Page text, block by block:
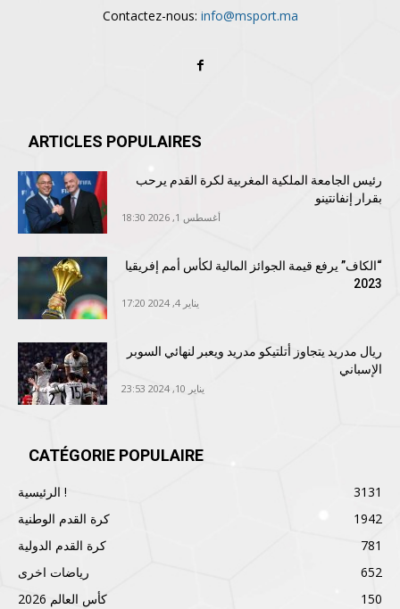
Contactez-nous: info@msport.ma
ARTICLES POPULAIRES
رئيس الجامعة الملكية المغربية لكرة القدم يرحب
بقرار إنفانتينو
أغسطس 1, 2026 18:30
“الكاف” يرفع قيمة الجوائز المالية لكأس أمم إفريقيا
2023
يناير 4, 2024 17:20
ريال مدريد يتجاوز أتلتيكو مدريد ويعبر لنهائي السوبر
الإسباني
يناير 10, 2024 23:53
CATÉGORIE POPULAIRE
الرئيسية !
3131
كرة القدم الوطنية
1942
كرة القدم الدولية
781
رياضات اخرى
652
كأس العالم 2026
150